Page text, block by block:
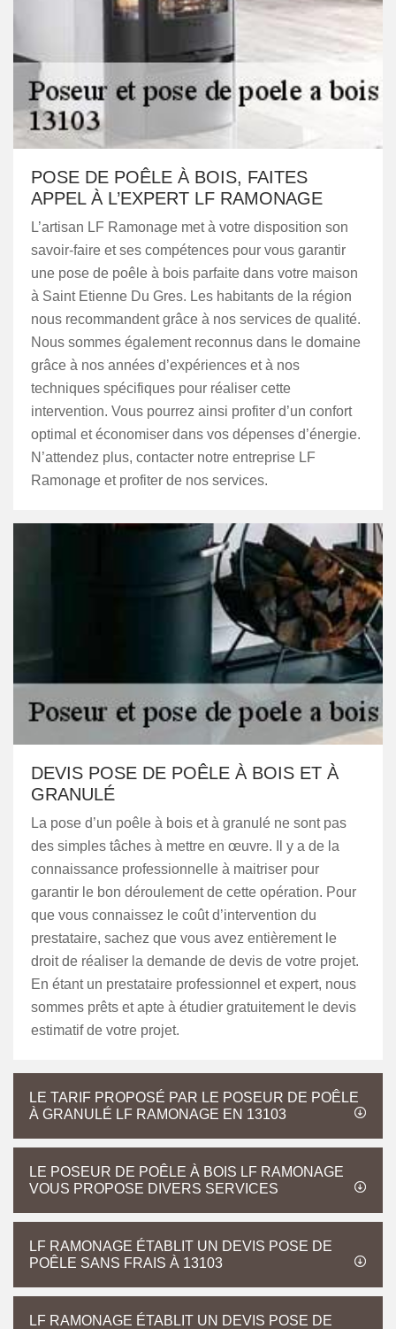
POSE DE POÊLE À BOIS, FAITES
APPEL À L’EXPERT LF RAMONAGE
L’artisan LF Ramonage met à votre disposition son
savoir-faire et ses compétences pour vous garantir
une pose de poêle à bois parfaite dans votre maison
à Saint Etienne Du Gres. Les habitants de la région
nous recommandent grâce à nos services de qualité.
Nous sommes également reconnus dans le domaine
grâce à nos années d’expériences et à nos
techniques spécifiques pour réaliser cette
intervention. Vous pourrez ainsi profiter d’un confort
optimal et économiser dans vos dépenses d’énergie.
N’attendez plus, contacter notre entreprise LF
Ramonage et profiter de nos services.
DEVIS POSE DE POÊLE À BOIS ET À
GRANULÉ
La pose d’un poêle à bois et à granulé ne sont pas
des simples tâches à mettre en œuvre. Il y a de la
connaissance professionnelle à maitriser pour
garantir le bon déroulement de cette opération. Pour
que vous connaissez le coût d’intervention du
prestataire, sachez que vous avez entièrement le
droit de réaliser la demande de devis de votre projet.
En étant un prestataire professionnel et expert, nous
sommes prêts et apte à étudier gratuitement le devis
estimatif de votre projet.
LE TARIF PROPOSÉ PAR LE POSEUR DE POÊLE
À GRANULÉ LF RAMONAGE EN 13103
LE POSEUR DE POÊLE À BOIS LF RAMONAGE
VOUS PROPOSE DIVERS SERVICES
LF RAMONAGE ÉTABLIT UN DEVIS POSE DE
POÊLE SANS FRAIS À 13103
LF RAMONAGE ÉTABLIT UN DEVIS POSE DE